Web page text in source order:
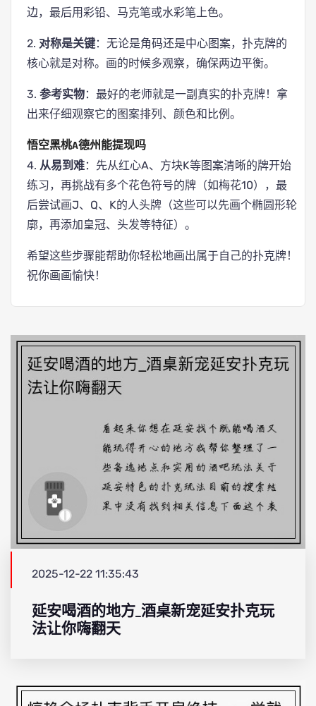
边，最后用彩铅、马克笔或水彩笔上色。
2. 对称是关键：无论是角码还是中心图案，扑克牌的
核心就是对称。画的时候多观察，确保两边平衡。
3. 参考实物：最好的老师就是一副真实的扑克牌！拿
出来仔细观察它的图案排列、颜色和比例。
悟空黑桃A德州能提现吗
4. 从易到难：先从红心A、方块K等图案清晰的牌开始
练习，再挑战有多个花色符号的牌（如梅花10），最
后尝试画J、Q、K的人头牌（这些可以先画个椭圆形轮
廓，再添加皇冠、头发等特征）。
希望这些步骤能帮助你轻松地画出属于自己的扑克牌！
祝你画画愉快！
2025-12-22 11:35:43
延安喝酒的地方_酒桌新宠延安扑克玩
法让你嗨翻天